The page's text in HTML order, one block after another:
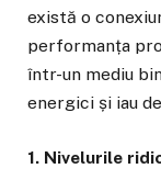
există o
performanța
într-un mediu
energici și iau
1. Nivelurile